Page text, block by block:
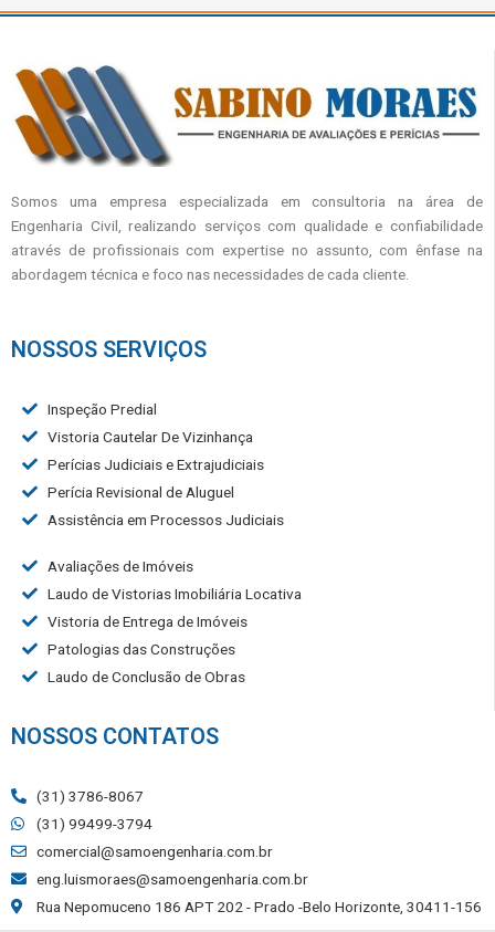
Somos uma empresa especializada em consultoria na área de
Engenharia Civil, realizando serviços com qualidade e confiabilidade
através de profissionais com expertise no assunto, com ênfase na
abordagem técnica e foco nas necessidades de cada cliente.
NOSSOS SERVIÇOS
Inspeção Predial
Vistoria Cautelar De Vizinhança
Perícias Judiciais e Extrajudiciais
Perícia Revisional de Aluguel
Assistência em Processos Judiciais
Avaliações de Imóveis
Laudo de Vistorias Imobiliária Locativa
Vistoria de Entrega de Imóveis
Patologias das Construções
Laudo de Conclusão de Obras
NOSSOS CONTATOS
(31) 3786-8067
(31) 99499-3794
comercial@samoengenharia.com.br
eng.luismoraes@samoengenharia.com.br
Rua Nepomuceno 186 APT 202 - Prado -Belo Horizonte, 30411-156